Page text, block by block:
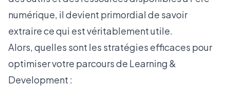
numérique, il devient primordial de savoir
extraire ce qui est véritablement utile.
Alors, quelles sont les stratégies efficaces pour
optimiser votre parcours de Learning &
Development :